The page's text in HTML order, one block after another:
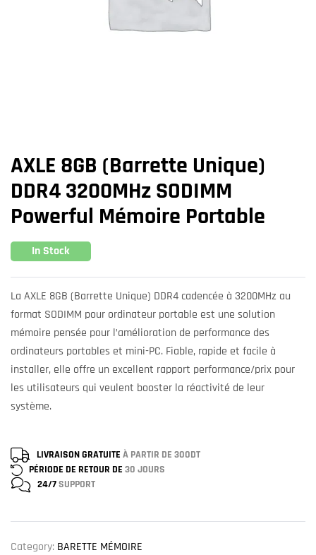
AXLE 8GB (Barrette Unique)
DDR4 3200MHz SODIMM
Powerful Mémoire Portable
In Stock
La AXLE 8GB (Barrette Unique) DDR4 cadencée à 3200MHz au
format SODIMM pour ordinateur portable est une solution
mémoire pensée pour l’amélioration de performance des
ordinateurs portables et mini-PC. Fiable, rapide et facile à
installer, elle offre un excellent rapport performance/prix pour
les utilisateurs qui veulent booster la réactivité de leur
système.
LIVRAISON GRATUITE À PARTIR DE 300DT
PÉRIODE DE RETOUR DE 30 JOURS
24/7SUPPORT
Category: BARETTE MÉMOIRE